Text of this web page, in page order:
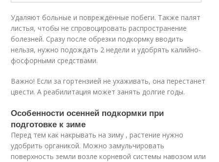
Удаляют больные и повреждённые побеги. Также палят
листья, чтобы не спровоцировать распространение
болезней. Сразу после обрезки подкормку вводить
нельзя, нужно подождать 2 недели и удобрять калийно-
фосфорными средствами.
Важно! Если за гортензией не ухаживать, она перестанет
цвести. А реабилитация может занять долгие годы.
Особенности осенней подкормки при
подготовке к зиме
Перед тем как накрывать на зиму , растение нужно
удобрить органикой. Можно замульчировать
поверхность земли возле корневой системы навозом или